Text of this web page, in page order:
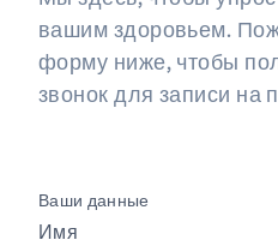
вашим здоровьем.
форму ниже, чтобы
звонок для записи на
Ваши данные
Имя